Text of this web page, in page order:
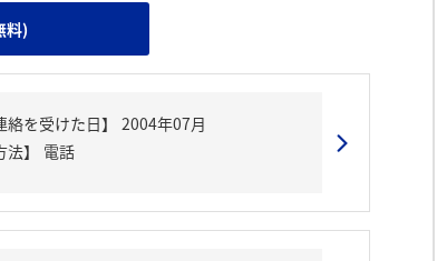
料)
絡を受けた日】
2004年07月
法】
電話